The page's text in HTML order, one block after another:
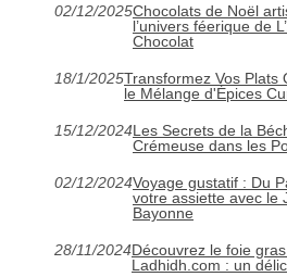
02/12/2025Chocolats de Noël
l’univers féerique de
Chocolat
18/1/2025Transformez Vos Plats
le Mélange d'Épices
15/12/2024Les Secrets de la
Crémeuse dans les
02/12/2024Voyage gustatif : Du
votre assiette avec le
Bayonne
28/11/2024Découvrez le foie
Ladhidh.com : un